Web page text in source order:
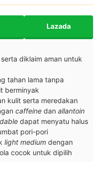
Lazada
serta diklaim aman untuk
tahan lama tanpa
berminyak
kulit serta meredakan
caffeine dan allantoin
dapat menyatu halus
pori-pori
light medium dengan
cocok untuk dipilih